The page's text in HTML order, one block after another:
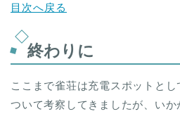
目次へ戻る
終わりに
ここまで雀荘は充電スポットと
ついて考察してきましたが、いか